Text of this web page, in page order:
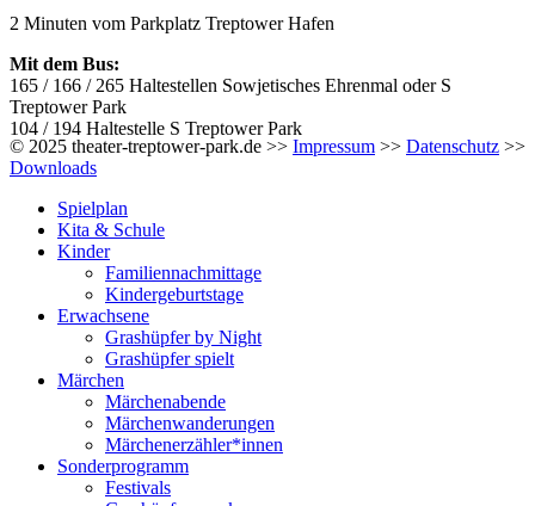
2 Minuten vom Parkplatz Treptower Hafen
Mit dem Bus:
165 / 166 / 265 Haltestellen Sowjetisches Ehrenmal oder S
Treptower Park
104 / 194 Haltestelle S Treptower Park
© 2025 theater-treptower-park.de >> Impressum >> Datenschutz >>
Downloads
Spielplan
Kita & Schule
Kinder
Familiennachmittage
Kindergeburtstage
Erwachsene
Grashüpfer by Night
Grashüpfer spielt
Märchen
Märchenabende
Märchenwanderungen
Märchenerzähler*innen
Sonderprogramm
Festivals